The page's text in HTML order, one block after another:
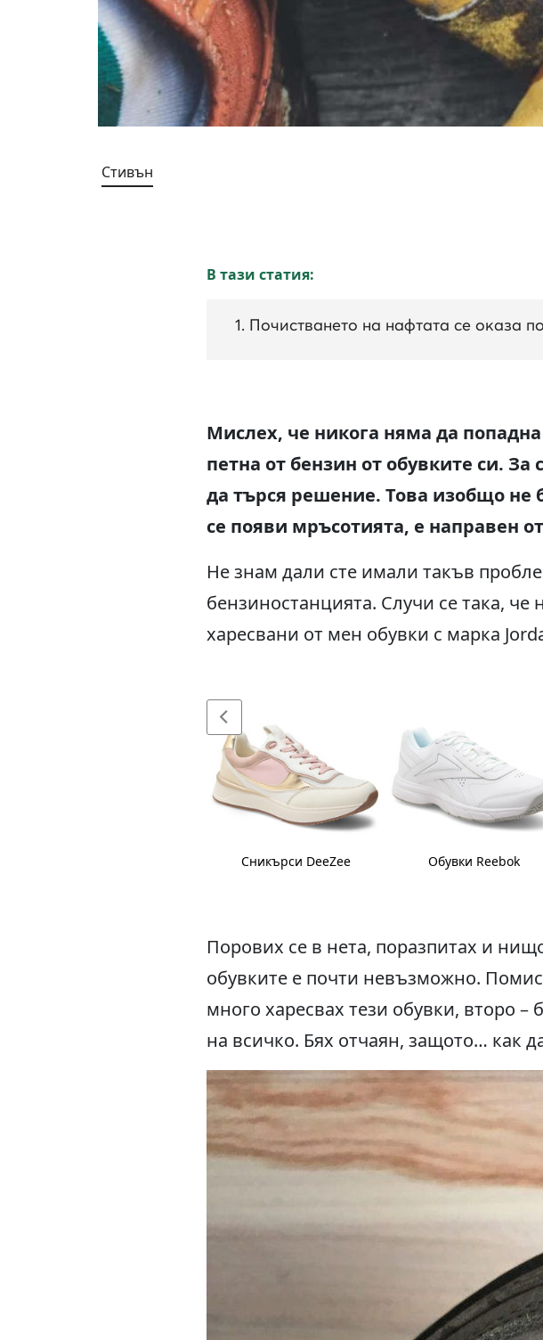
Стивън
В тази статия:
Почистването на нафтата се оказа
Мислех, че никога няма да
петна от бензин от обувките си.
да търся решение. Това изобщо
се появи мръсотията, е направен
Не знам дали сте имали такъв
бензиностанцията. Случи се така,
харесвани от мен обувки с марка
Сникърси DeeZee Обувки Reebok
Порових се в нета, поразпитах и
обувките е почти невъзможно.
много харесвах тези обувки, второ
на всичко. Бях отчаян, защото… как